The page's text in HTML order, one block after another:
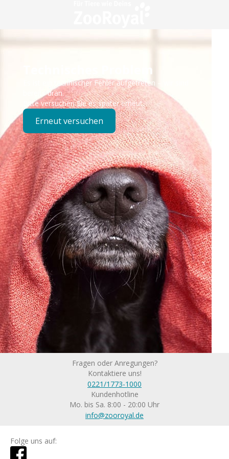
Technisches Problem
Es ist ein technischer Fehler aufgetreten – wir sind
bereits dran.
Bitte versuchen Sie es später erneut.
Erneut versuchen
Fragen oder Anregungen?
Kontaktiere uns!
0221/1773-1000
Kundenhotline
Mo. bis Sa. 8:00 - 20:00 Uhr
info@zooroyal.de
Folge uns auf: